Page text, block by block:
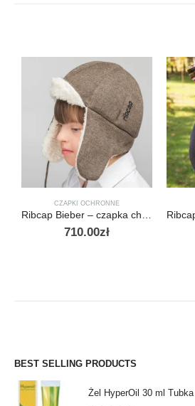
CZAPKI OCHRONNE
Ribcap Bieber – czapka chroniąca przed urazami
710.00zł
BEST SELLING PRODUCTS
Żel HyperOil 30 ml Tubka